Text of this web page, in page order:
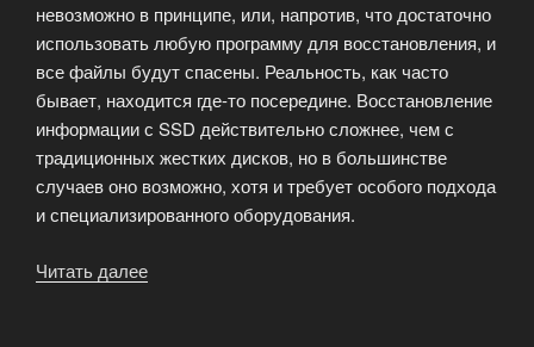
невозможно в принципе, или, напротив, что достаточно
использовать любую программу для восстановления, и
все файлы будут спасены. Реальность, как часто
бывает, находится где-то посередине. Восстановление
информации с SSD действительно сложнее, чем с
традиционных жестких дисков, но в большинстве
случаев оно возможно, хотя и требует особого подхода
и специализированного оборудования.
Читать далее